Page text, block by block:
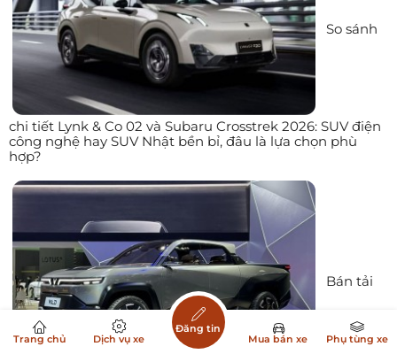
So sánh
chi tiết Lynk & Co 02 và Subaru Crosstrek 2026: SUV điện
công nghệ hay SUV Nhật bền bỉ, đâu là lựa chọn phù
hợp?
Bán tải
Trang chủ Dịch vụ xe
Đăng tin
Mua bán xe
Phụ tùng xe